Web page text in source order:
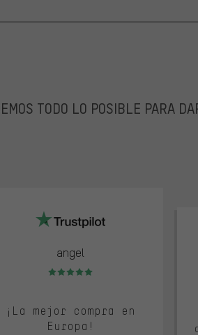
TODO LO POSIBLE PARA
angel
Valoración media: 5 de 5
¡La mejor compra en
Europa!